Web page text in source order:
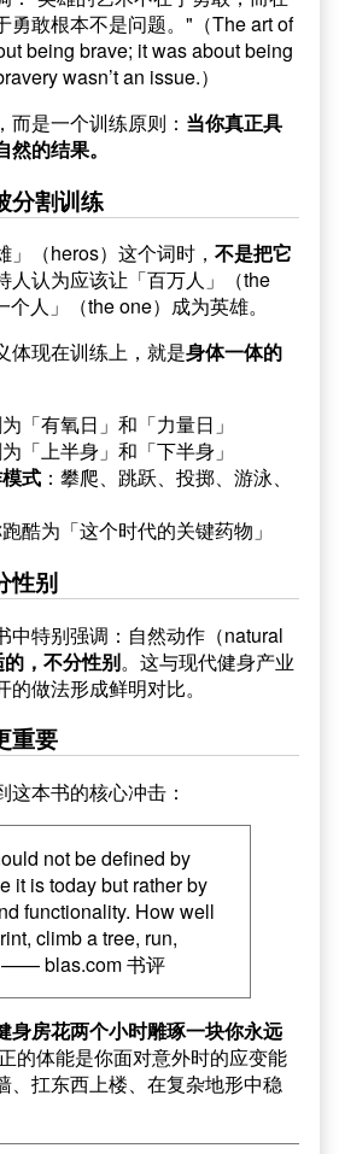
勇敢根本不是问题。"（The art of
being brave; it was about being
wasn’t an issue.）
是一个训练原则： 当你真正具
的结果。
分割训练
（heros）这个词时， 不是把它
认为应该让「百万人」（the
人」（the one）成为英雄。
体现在训练上，就是身体一体的
「有氧日」和「力量日」
「上半身」和「下半身」
式 ：攀爬、跳跃、投掷、游泳、
酷为「这个时代的关键药物」
性别
中特别强调：自然动作（natural
，不分性别。这与现代健身产业
做法形成鲜明对比。
重要
本书的核心冲击：
not be defined by
it is today but rather by
functionality. How well
climb a tree, run,
—— blas.com 书评
身房花两个小时雕琢一块你永远
的体能是你面对意外时的应变能
扛东西上楼、在复杂地形中稳